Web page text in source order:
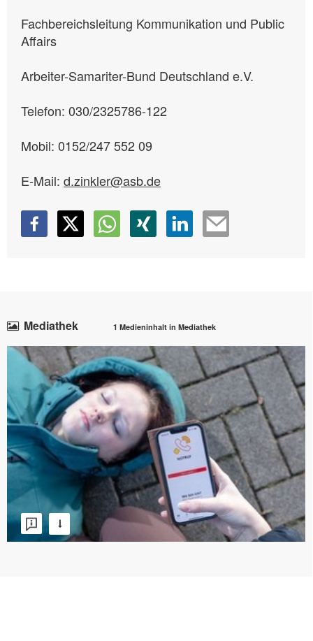
Fachbereichsleitung Kommunikation und Public
Affairs
Arbeiter-Samariter-Bund Deutschland e.V.
Telefon: 030/2325786-122
Mobil: 0152/247 552 09
E-Mail: d.zinkler@asb.de
Mediathek 1 Medieninhalt in Mediathek